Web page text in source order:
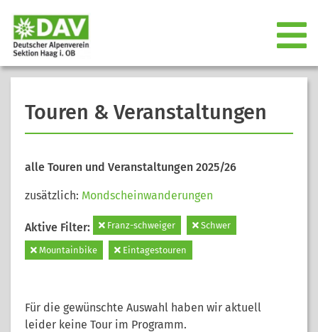
Touren & Veranstaltungen
alle Touren und Veranstaltungen 2025/26
zusätzlich: Mondscheinwanderungen
Aktive Filter: Franz-schweiger Schwer
Mountainbike Eintagestouren
Für die gewünschte Auswahl haben wir aktuell
leider keine Tour im Programm.